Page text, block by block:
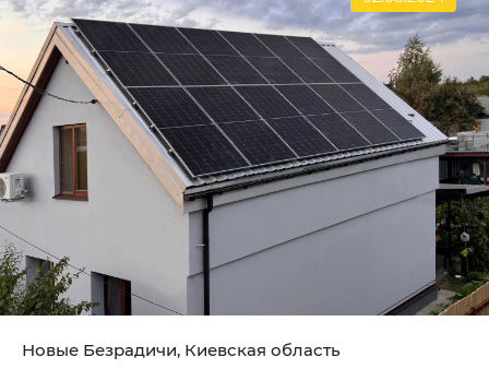
Новые Безрадичи, Киевская область